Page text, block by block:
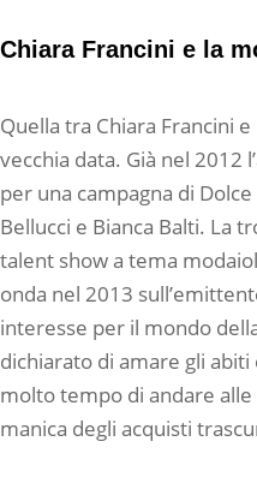
Chiara Francini e la
Quella tra Chiara Francini
vecchia data. Già nel 2012
per una campagna di
Bellucci e Bianca Balti. La
talent show a tema
onda nel 2013
interesse per il mondo
dichiarato di amare gli
molto tempo di andare
manica degli acquisti